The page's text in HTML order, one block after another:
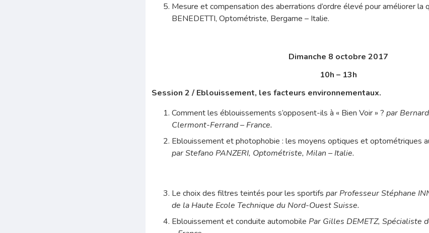
Mesure et compensation des aberrations d’ordre élevé pour améliorer la
BENEDETTI, Optométriste, Bergame – Italie.
Dimanche 8 octobre 2017
10h – 13h
Session 2 / Eblouissement, les facteurs environnementaux.
Comment les éblouissements s’opposent-ils à « Bien Voir » ?par
Clermont-Ferrand – France.
Eblouissement et photophobie : les moyens optiques et optométriques
par Stefano PANZERI, Optométriste, Milan – Italie.
Le choix des filtres teintés pour les sportifspar Professeur Stéphane
de la Haute Ecole Technique du Nord-Ouest Suisse.
Eblouissement et conduite automobile Par Gilles DEMETZ, Spécialiste